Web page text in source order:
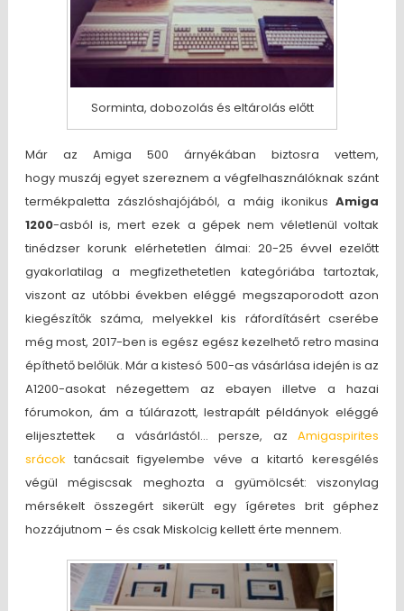
Sorminta, dobozolás és eltárolás előtt
Már az Amiga 500 árnyékában biztosra vettem,
hogy muszáj egyet szereznem a végfelhasználóknak szánt
termékpaletta zászlóshajójából, a máig ikonikusAmiga
1200-asból is, mert ezek a gépek nem véletlenül voltak
tinédzser korunk elérhetetlen álmai: 20-25 évvel ezelőtt
gyakorlatilag a megfizethetetlen kategóriába tartoztak,
viszont az utóbbi években eléggé megszaporodott azon
kiegészítők száma, melyekkel kis ráfordításért cserébe
még most, 2017-ben is egész egész kezelhető retro masina
építhető belőlük. Már a kistesó 500-as vásárlása idején is az
A1200-asokat nézegettem az ebayen illetve a hazai
fórumokon, ám a túlárazott, lestrapált példányok eléggé
elijesztettek a vásárlástól… persze, azAmigaspirites
srácok tanácsait figyelembe véve a kitartó keresgélés
végül mégiscsak meghozta a gyümölcsét: viszonylag
mérsékelt összegért sikerült egy ígéretes brit géphez
hozzájutnom – és csak Miskolcig kellett érte mennem.